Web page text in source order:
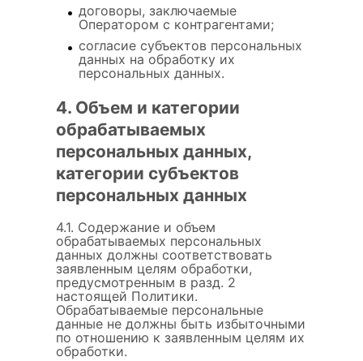
договоры, заключаемые
Оператором с контрагентами;
согласие субъектов персональных
данных на обработку их
персональных данных.
4. Объем и категории
обрабатываемых
персональных данных,
категории субъектов
персональных данных
4.1. Содержание и объем
обрабатываемых персональных
данных должны соответствовать
заявленным целям обработки,
предусмотренным в разд. 2
настоящей Политики.
Обрабатываемые персональные
данные не должны быть избыточными
по отношению к заявленным целям их
обработки.